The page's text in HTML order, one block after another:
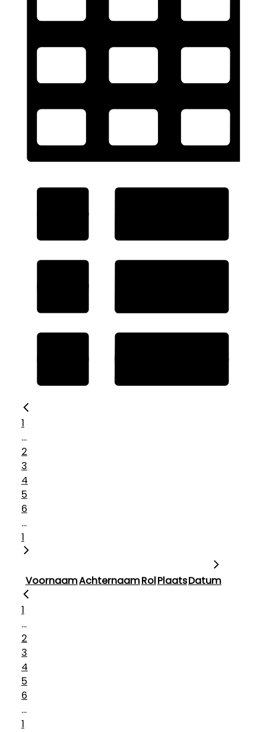
1
...
2
3
4
5
6
...
1
VoornaamAchternaamRolPlaatsDatum
1
...
2
3
4
5
6
...
1